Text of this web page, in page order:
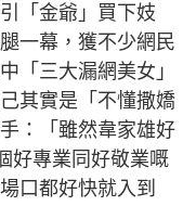
「金爺」買下妓
一幕，獲不少網民
「三大漏網美女」
其實是「不懂撒嬌
：「雖然韋家雄好
好專業同好敬業嘅
口都好快就入到